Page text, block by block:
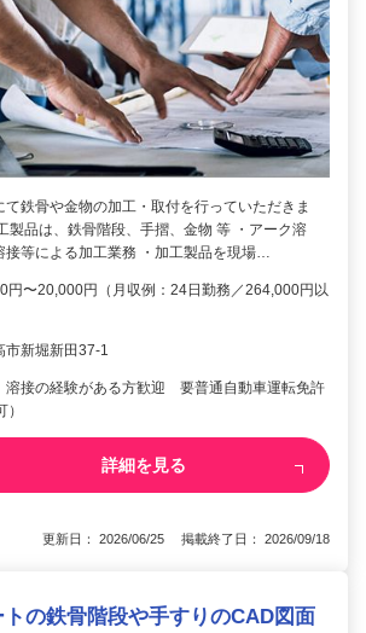
て鉄骨や金物の加工・取付を行っていただきま
製品は、鉄骨階段、手摺、金物 等 ・アーク溶
接等による加工業務 ・加工製品を現場…
円〜20,000円（月収例：24日勤務／264,000円以
市新堀新田37-1
接の経験がある方歓迎 要普通自動車運転免許
）
詳細を見る
更新日： 2026/06/25 掲載終了日： 2026/09/18
の鉄骨階段や手すりのCAD図面